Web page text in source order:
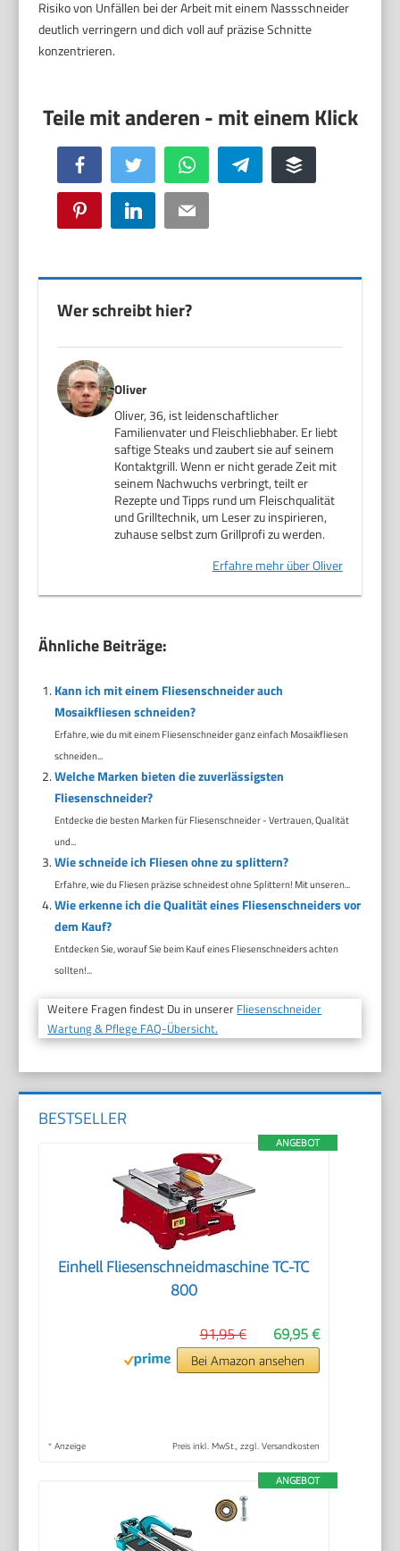
Risiko von Unfällen bei der Arbeit mit einem Nassschneider
deutlich verringern und dich voll auf präzise Schnitte
konzentrieren.
Facebook Twitter WhatsApp Telegram Buffer
Pinterest LinkedIn Email
Wer schreibt hier?
Oliver
Oliver, 36, ist leidenschaftlicher
Familienvater und Fleischliebhaber. Er liebt
saftige Steaks und zaubert sie auf seinem
Kontaktgrill. Wenn er nicht gerade Zeit mit
seinem Nachwuchs verbringt, teilt er
Rezepte und Tipps rund um Fleischqualität
und Grilltechnik, um Leser zu inspirieren,
zuhause selbst zum Grillprofi zu werden.
Erfahre mehr über Oliver
Ähnliche Beiträge:
Kann ich mit einem Fliesenschneider auch
Mosaikfliesen schneiden?
Erfahre, wie du mit einem Fliesenschneider ganz einfach Mosaikfliesen
schneiden...
Welche Marken bieten die zuverlässigsten
Fliesenschneider?
Entdecke die besten Marken für Fliesenschneider - Vertrauen, Qualität
und...
Wie schneide ich Fliesen ohne zu splittern?
Erfahre, wie du Fliesen präzise schneidest ohne Splittern! Mit unseren...
Wie erkenne ich die Qualität eines Fliesenschneiders vor
dem Kauf?
Entdecken Sie, worauf Sie beim Kauf eines Fliesenschneiders achten
sollten!...
Weitere Fragen findest Du in unserer Fliesenschneider
Wartung & Pflege FAQ-Übersicht.
BESTSELLER
ANGEBOT
Einhell Fliesenschneidmaschine TC-TC
800
69,95 €
91,95 €
Bei Amazon ansehen
* Anzeige Preis inkl. MwSt., zzgl. Versandkosten
ANGEBOT